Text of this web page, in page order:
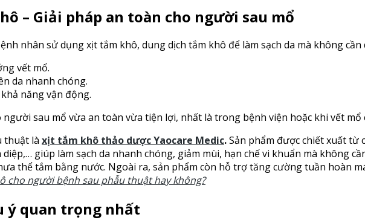
– Giải pháp an toàn cho người sau mổ
nhân sử dụng xịt tắm khô, dung dịch tắm khô để làm sạch da mà không
vết mổ.
da nhanh chóng.
năng vận động.
sau mổ vừa an toàn vừa tiện lợi, nhất là trong bệnh viện hoặc khi vết mổ
thuật là xịt tắm khô thảo dược Yaocare Medic.Sản phẩm được chiết xuất
giúp làm sạch da nhanh chóng, giảm mùi, hạn chế vi khuẩn mà không
thể tắm bằng nước. Ngoài ra, sản phẩm còn hỗ trợ tăng cường tuần hoàn
cho người bệnh sau phẫu thuật hay không?
ý quan trọng nhất